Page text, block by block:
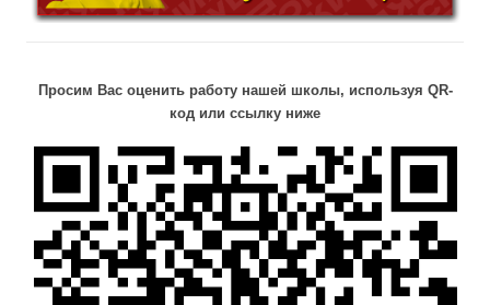
Просим Вас оценить работу нашей школы, используя QR-
код или ссылку ниже